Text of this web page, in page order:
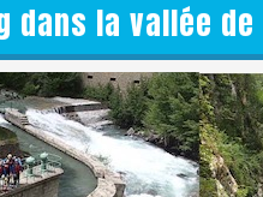
dans la vallée